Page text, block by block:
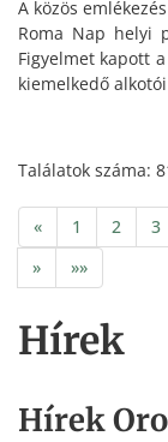
Hírek
Hírek
A közös
Roma Nap helyi
Figyelmet kapott
kiemelkedő
Találatok száma:
« 1 2 3
»
»»